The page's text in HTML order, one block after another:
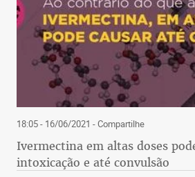
18:05 - 16/06/2021 - Compartilhe
Ivermectina em altas doses
intoxicação e até convulsão